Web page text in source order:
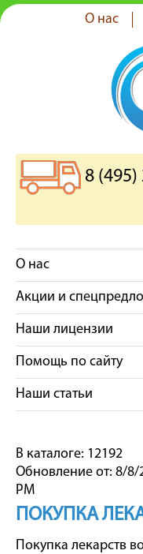
О нас
8 (495)
О нас
Акции и
Наши лицензии
Помощь по сайту
Наши статьи
В каталоге: 12192
Обновление от: 8/8/
PM
ПОКУПКА
Покупка лекарств